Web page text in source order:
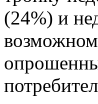
(24%) и